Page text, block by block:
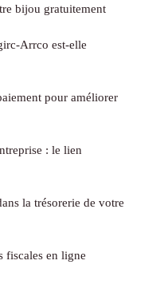
bijou gratuitement
Arrco est-elle
pour améliorer
: le lien
la trésorerie de votre
fiscales en ligne